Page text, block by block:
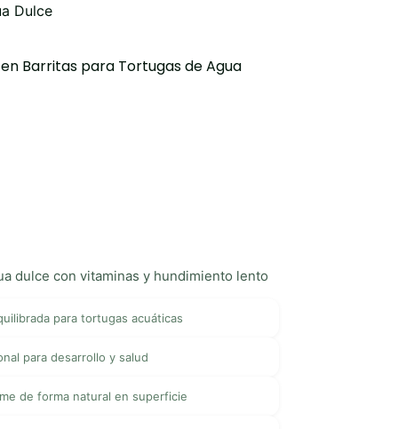
Dulce
Barritas para Tortugas de Agua
dulce con vitaminas y hundimiento lento
para tortugas acuáticas
para desarrollo y salud
de forma natural en superficie